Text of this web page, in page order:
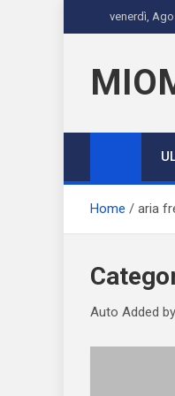
to
venerdì,
Home aria
Auto Added